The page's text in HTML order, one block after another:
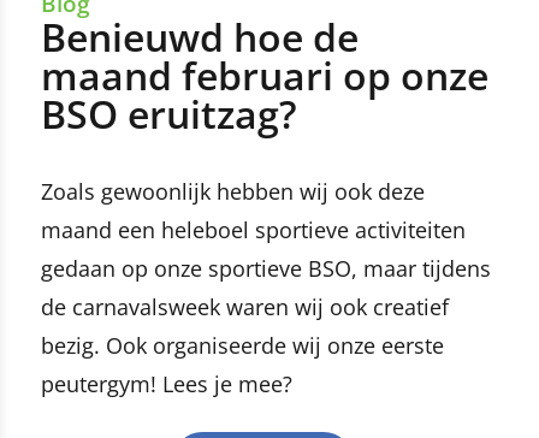
Benieuwd hoe de
maand februari op onze
BSO eruitzag?
Zoals gewoonlijk hebben wij ook deze
maand een heleboel sportieve activiteiten
gedaan op onze sportieve BSO, maar tijdens
de carnavalsweek waren wij ook creatief
bezig. Ook organiseerde wij onze eerste
peutergym! Lees je mee?